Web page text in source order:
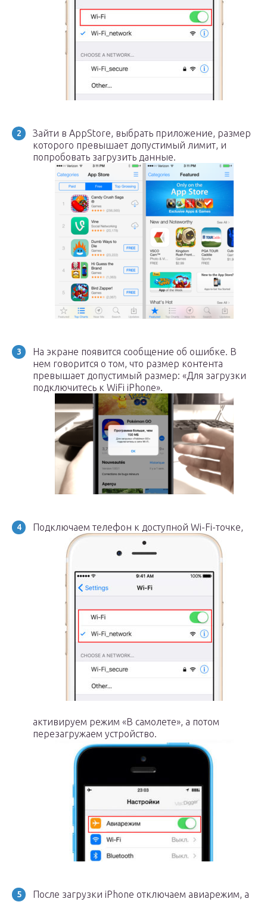
Зайти в AppStore, выбрать приложение, размер
которого превышает допустимый лимит, и
попробовать загрузить данные.
На экране появится сообщение об ошибке. В
нем говорится о том, что размер контента
превышает допустимый размер: «Для загрузки
подключитесь к WiFi iPhone».
Подключаем телефон к доступной Wi-Fi-точке,
активируем режим «В самолете», а потом
перезагружаем устройство.
После загрузки iPhone отключаем авиарежим, а